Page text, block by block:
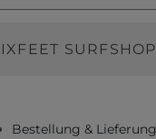
SURFSHOP
Bestellung & Lieferung